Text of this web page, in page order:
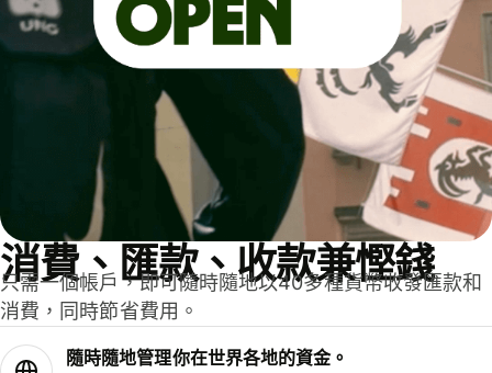
消費、匯款、收款兼慳錢
只需一個帳戶，即可隨時隨地以40多種貨幣收發匯款和
消費，同時節省費用。
隨時隨地管理你在世界各地的資金。